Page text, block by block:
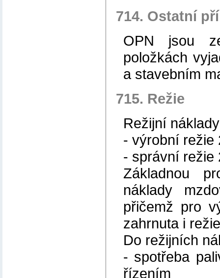
714. Ostatní
OPN jsou
položkách
a stavebním
715. Režie
Režijní
- výrobní režie
- správní režie
Základnou
náklady
přičemž pro
zahrnuta i
Do režijních
- spotřeba
řízením